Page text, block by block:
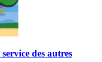
des autres